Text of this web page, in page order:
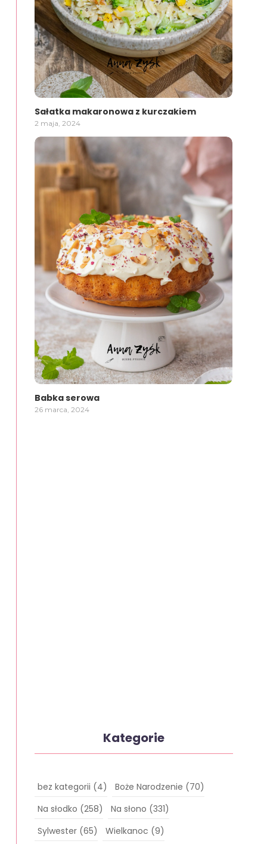
Sałatka makaronowa z kurczakiem
2 maja, 2024
Babka serowa
26 marca, 2024
Kategorie
bez kategorii (4) Boże Narodzenie (70)
Na słodko (258) Na słono (331)
Sylwester(65) Wielkanoc (9)